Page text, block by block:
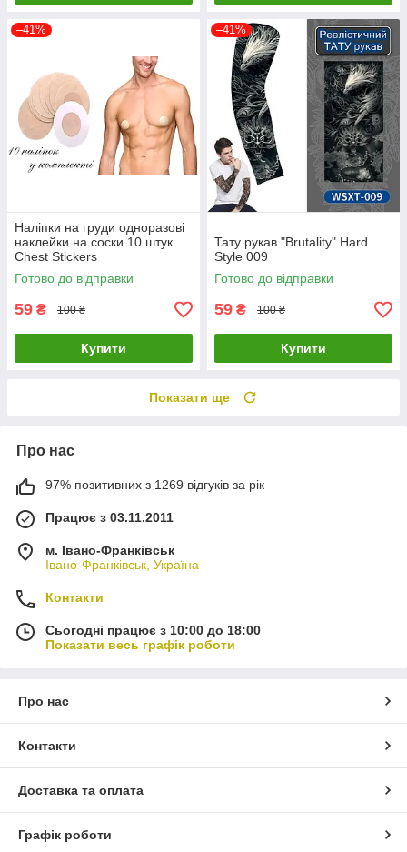
–41%
Наліпки на груди одноразові
наклейки на соски 10 штук
Chest Stickers
Готово до відправки
59 ₴ 100 ₴
Купити
–41%
Тату рукав "Brutality" Hard
Style 009
Готово до відправки
59 ₴ 100 ₴
Купити
Показати ще
Про нас
97% позитивних з 1269 відгуків за рік
Працює з 03.11.2011
м. Івано-Франківськ
Івано-Франківськ, Україна
Контакти
Сьогодні працює з 10:00 до 18:00
Показати весь графік роботи
Про нас
Контакти
Доставка та оплата
Графік роботи